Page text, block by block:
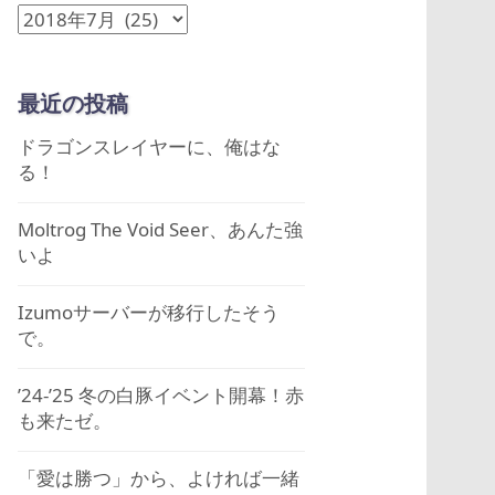
ア
イ
ブ
最近の投稿
ドラゴンスレイヤーに、俺はな
る！
Moltrog The Void Seer、あんた強
いよ
Izumoサーバーが移行したそう
で。
’24-’25 冬の白豚イベント開幕！赤
も来たゼ。
「愛は勝つ」から、よければ一緒